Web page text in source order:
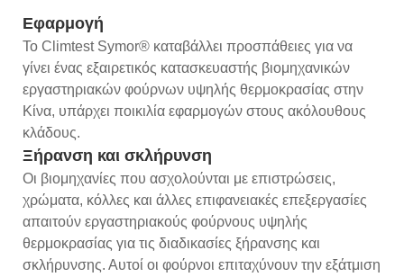
Εφαρμογή
Το Climtest Symor® καταβάλλει προσπάθειες για να
γίνει ένας εξαιρετικός κατασκευαστής βιομηχανικών
εργαστηριακών φούρνων υψηλής θερμοκρασίας στην
Κίνα, υπάρχει ποικιλία εφαρμογών στους ακόλουθους
κλάδους.
Ξήρανση και σκλήρυνση
Οι βιομηχανίες που ασχολούνται με επιστρώσεις,
χρώματα, κόλλες και άλλες επιφανειακές επεξεργασίες
απαιτούν εργαστηριακούς φούρνους υψηλής
θερμοκρασίας για τις διαδικασίες ξήρανσης και
σκλήρυνσης. Αυτοί οι φούρνοι επιταχύνουν την εξάτμιση